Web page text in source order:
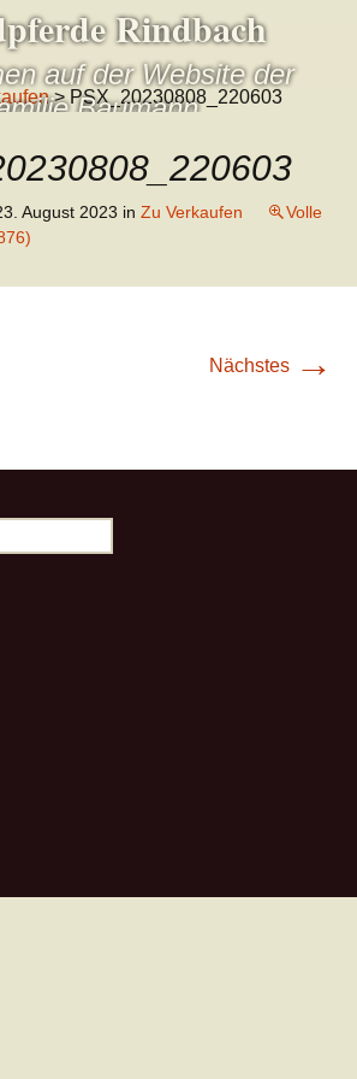
Rindbach
auf der Website der
Baumann
nach:
> PSX_20230808_220603
August 2023 in Zu Verkaufen
Volle
Nächstes →